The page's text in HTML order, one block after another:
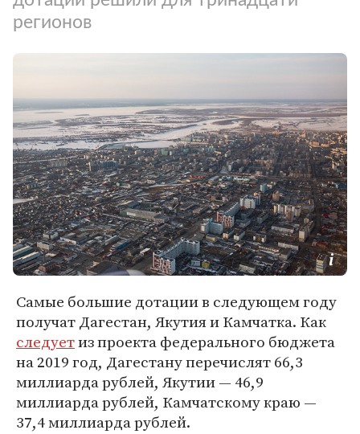
регионов
Самые большие дотации в следующем году
получат Дагестан, Якутия и Камчатка. Как
следуетиз проекта федерального бюджета
на 2019 год, Дагестану перечислят 66,3
миллиарда рублей, Якутии — 46,9
миллиарда рублей, Камчатскому краю —
37,4 миллиарда рублей.